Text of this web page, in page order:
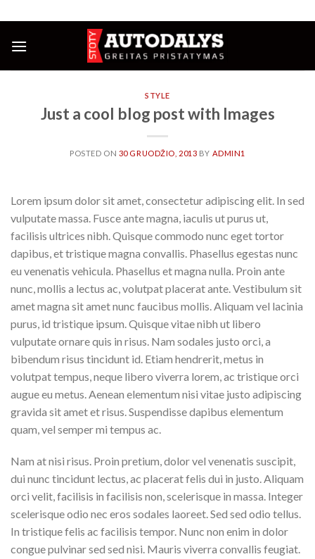
to
content
STYLE
Just a cool blog post with Images
POSTED ON 30 GRUODŽIO, 2013 BY ADMIN1
Lorem ipsum dolor sit amet, consectetur adipiscing elit. In sed
vulputate massa. Fusce ante magna, iaculis ut purus ut,
facilisis ultrices nibh. Quisque commodo nunc eget tortor
dapibus, et tristique magna convallis. Phasellus egestas nunc
eu venenatis vehicula. Phasellus et magna nulla. Proin ante
nunc, mollis a lectus ac, volutpat placerat ante. Vestibulum sit
amet magna sit amet nunc faucibus mollis. Aliquam vel lacinia
purus, id tristique ipsum. Quisque vitae nibh ut libero
vulputate ornare quis in risus. Nam sodales justo orci, a
bibendum risus tincidunt id. Etiam hendrerit, metus in
volutpat tempus, neque libero viverra lorem, ac tristique orci
augue eu metus. Aenean elementum nisi vitae justo adipiscing
gravida sit amet et risus. Suspendisse dapibus elementum
quam, vel semper mi tempus ac.
Nam at nisi risus. Proin pretium, dolor vel venenatis suscipit,
dui nunc tincidunt lectus, ac placerat felis dui in justo. Aliquam
orci velit, facilisis in facilisis non, scelerisque in massa. Integer
scelerisque odio nec eros sodales laoreet. Sed sed odio tellus.
In tristique felis ac facilisis tempor. Nunc non enim in dolor
congue pulvinar sed sed nisi. Mauris viverra convallis feugiat.